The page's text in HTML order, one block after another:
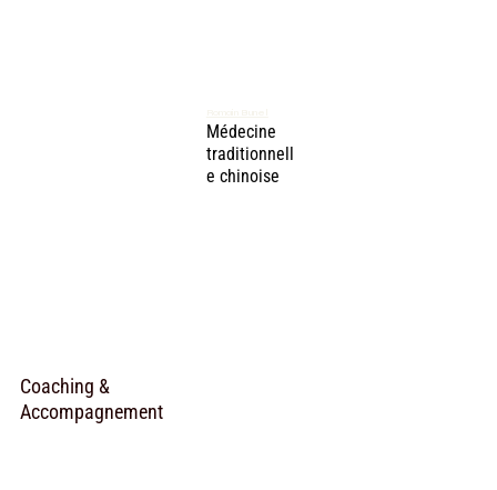
Médecine
traditionnell
e chinoise
Coaching &
Accompagnement